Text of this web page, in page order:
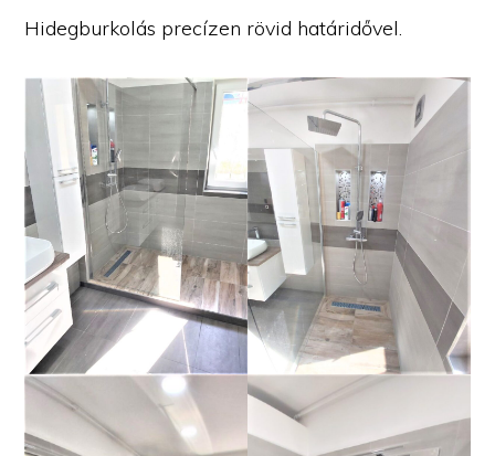
Hidegburkolás precízen rövid határidővel.